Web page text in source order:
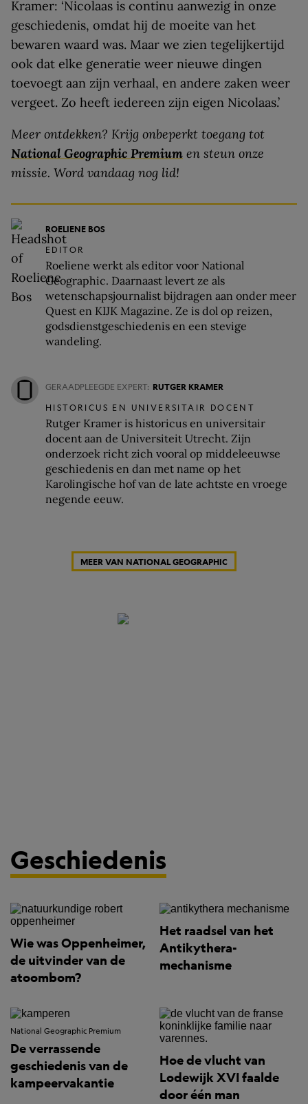
Kramer: ‘Nicolaas is continu aanwezig in onze
geschiedenis, omdat hij de moeite van het
bewaren waard was. Maar we zien tegelijkertijd
ook dat elke generatie weer nieuwe dingen
toevoegt aan zijn verhaal, en andere zaken weer
vergeet. Zo heeft iedereen zijn eigen Nicolaas.’
Meer ontdekken? Krijg onbeperkt toegang tot
National Geographic Premium en steun onze
missie. Word vandaag nog lid!
ROELIENE BOS
EDITOR
Roeliene werkt als editor voor National
Geographic. Daarnaast levert ze als
wetenschapsjournalist bijdragen aan onder meer
Quest en KIJK Magazine. Ze is dol op reizen,
godsdienstgeschiedenis en een stevige
wandeling.
GERAADPLEEGDE EXPERT: RUTGER KRAMER
HISTORICUS EN UNIVERSITAIR DOCENT
Rutger Kramer is historicus en universitair
docent aan de Universiteit Utrecht. Zijn
onderzoek richt zich vooral op middeleeuwse
geschiedenis en dan met name op het
Karolingische hof van de late achtste en vroege
negende eeuw.
MEER VAN NATIONAL GEOGRAPHIC
Geschiedenis
Wie was Oppenheimer,
de uitvinder van de
atoombom?
Het raadsel van het
Antikythera-
mechanisme
National Geographic Premium
De verrassende
geschiedenis van de
kampeervakantie
Hoe de vlucht van
Lodewijk XVI faalde
door één man